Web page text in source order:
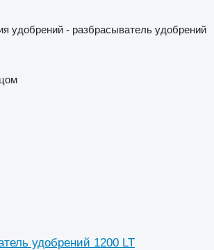
удобрений - разбрасыватель удобрений
удобрений 1200 LT